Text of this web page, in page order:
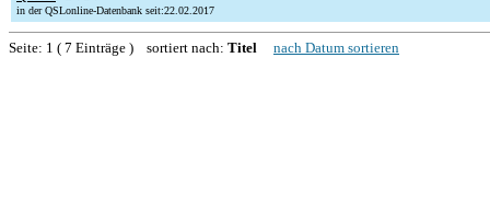
in der QSLonline-Datenbank seit:22.02.2017
Seite: 1 ( 7 Einträge ) sortiert nach: Titel nach Datum sortieren